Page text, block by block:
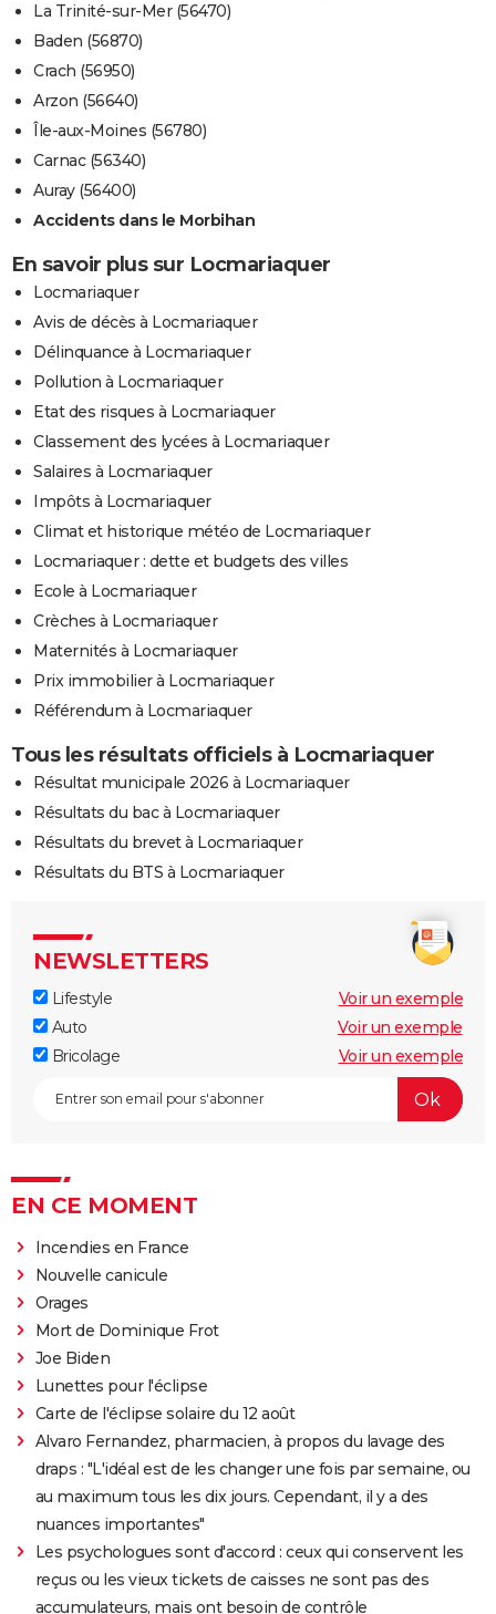
La Trinité-sur-Mer (56470)
Baden (56870)
Crach (56950)
Arzon (56640)
Île-aux-Moines (56780)
Carnac (56340)
Auray (56400)
Accidents dans le Morbihan
En savoir plus sur Locmariaquer
Locmariaquer
Avis de décès à Locmariaquer
Délinquance à Locmariaquer
Pollution à Locmariaquer
Etat des risques à Locmariaquer
Classement des lycées à Locmariaquer
Salaires à Locmariaquer
Impôts à Locmariaquer
Climat et historique météo de Locmariaquer
Locmariaquer : dette et budgets des villes
Ecole à Locmariaquer
Crèches à Locmariaquer
Maternités à Locmariaquer
Prix immobilier à Locmariaquer
Référendum à Locmariaquer
Tous les résultats officiels à Locmariaquer
Résultat municipale 2026 à Locmariaquer
Résultats du bac à Locmariaquer
Résultats du brevet à Locmariaquer
Résultats du BTS à Locmariaquer
NEWSLETTERS
Lifestyle
Voir un exemple
Auto
Voir un exemple
Bricolage
Voir un exemple
EN CE MOMENT
Incendies en France
Nouvelle canicule
Orages
Mort de Dominique Frot
Joe Biden
Lunettes pour l'éclipse
Carte de l'éclipse solaire du 12 août
Alvaro Fernandez, pharmacien, à propos du lavage des
draps : "L'idéal est de les changer une fois par semaine, ou
au maximum tous les dix jours. Cependant, il y a des
nuances importantes"
Les psychologues sont d'accord : ceux qui conservent les
reçus ou les vieux tickets de caisses ne sont pas des
accumulateurs, mais ont besoin de contrôle